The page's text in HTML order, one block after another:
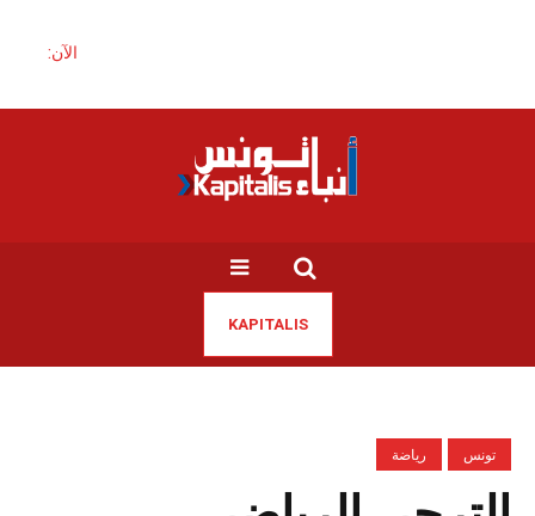
الآن:
KAPITALIS
تونس رياضة